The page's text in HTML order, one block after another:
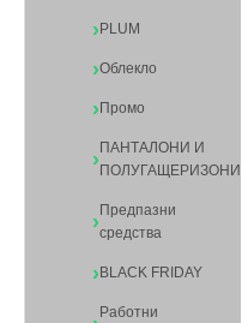
PLUM
Облекло
Промо
ПАНТАЛОНИ И
ПОЛУГАЩЕРИЗОНИ
Предпазни
средства
BLACK FRIDAY
Работни